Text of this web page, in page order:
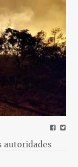
autoridades